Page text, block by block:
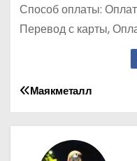
Способ оплаты:
Перевод с карты,
Н
а
Маякметалл